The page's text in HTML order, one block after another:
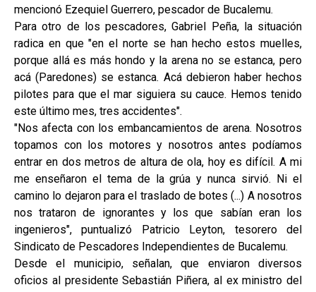
mencionó Ezequiel Guerrero, pescador de Bucalemu.
Para otro de los pescadores, Gabriel Peña, la situación
radica en que "en el norte se han hecho estos muelles,
porque allá es más hondo y la arena no se estanca, pero
acá (Paredones) se estanca. Acá debieron haber hechos
pilotes para que el mar siguiera su cauce. Hemos tenido
este último mes, tres accidentes".
"Nos afecta con los embancamientos de arena. Nosotros
topamos con los motores y nosotros antes podíamos
entrar en dos metros de altura de ola, hoy es difícil. A mi
me enseñaron el tema de la grúa y nunca sirvió. Ni el
camino lo dejaron para el traslado de botes (...) A nosotros
nos trataron de ignorantes y los que sabían eran los
ingenieros", puntualizó Patricio Leyton, tesorero del
Sindicato de Pescadores Independientes de Bucalemu.
Desde el municipio, señalan, que enviaron diversos
oficios al presidente Sebastián Piñera, al ex ministro del